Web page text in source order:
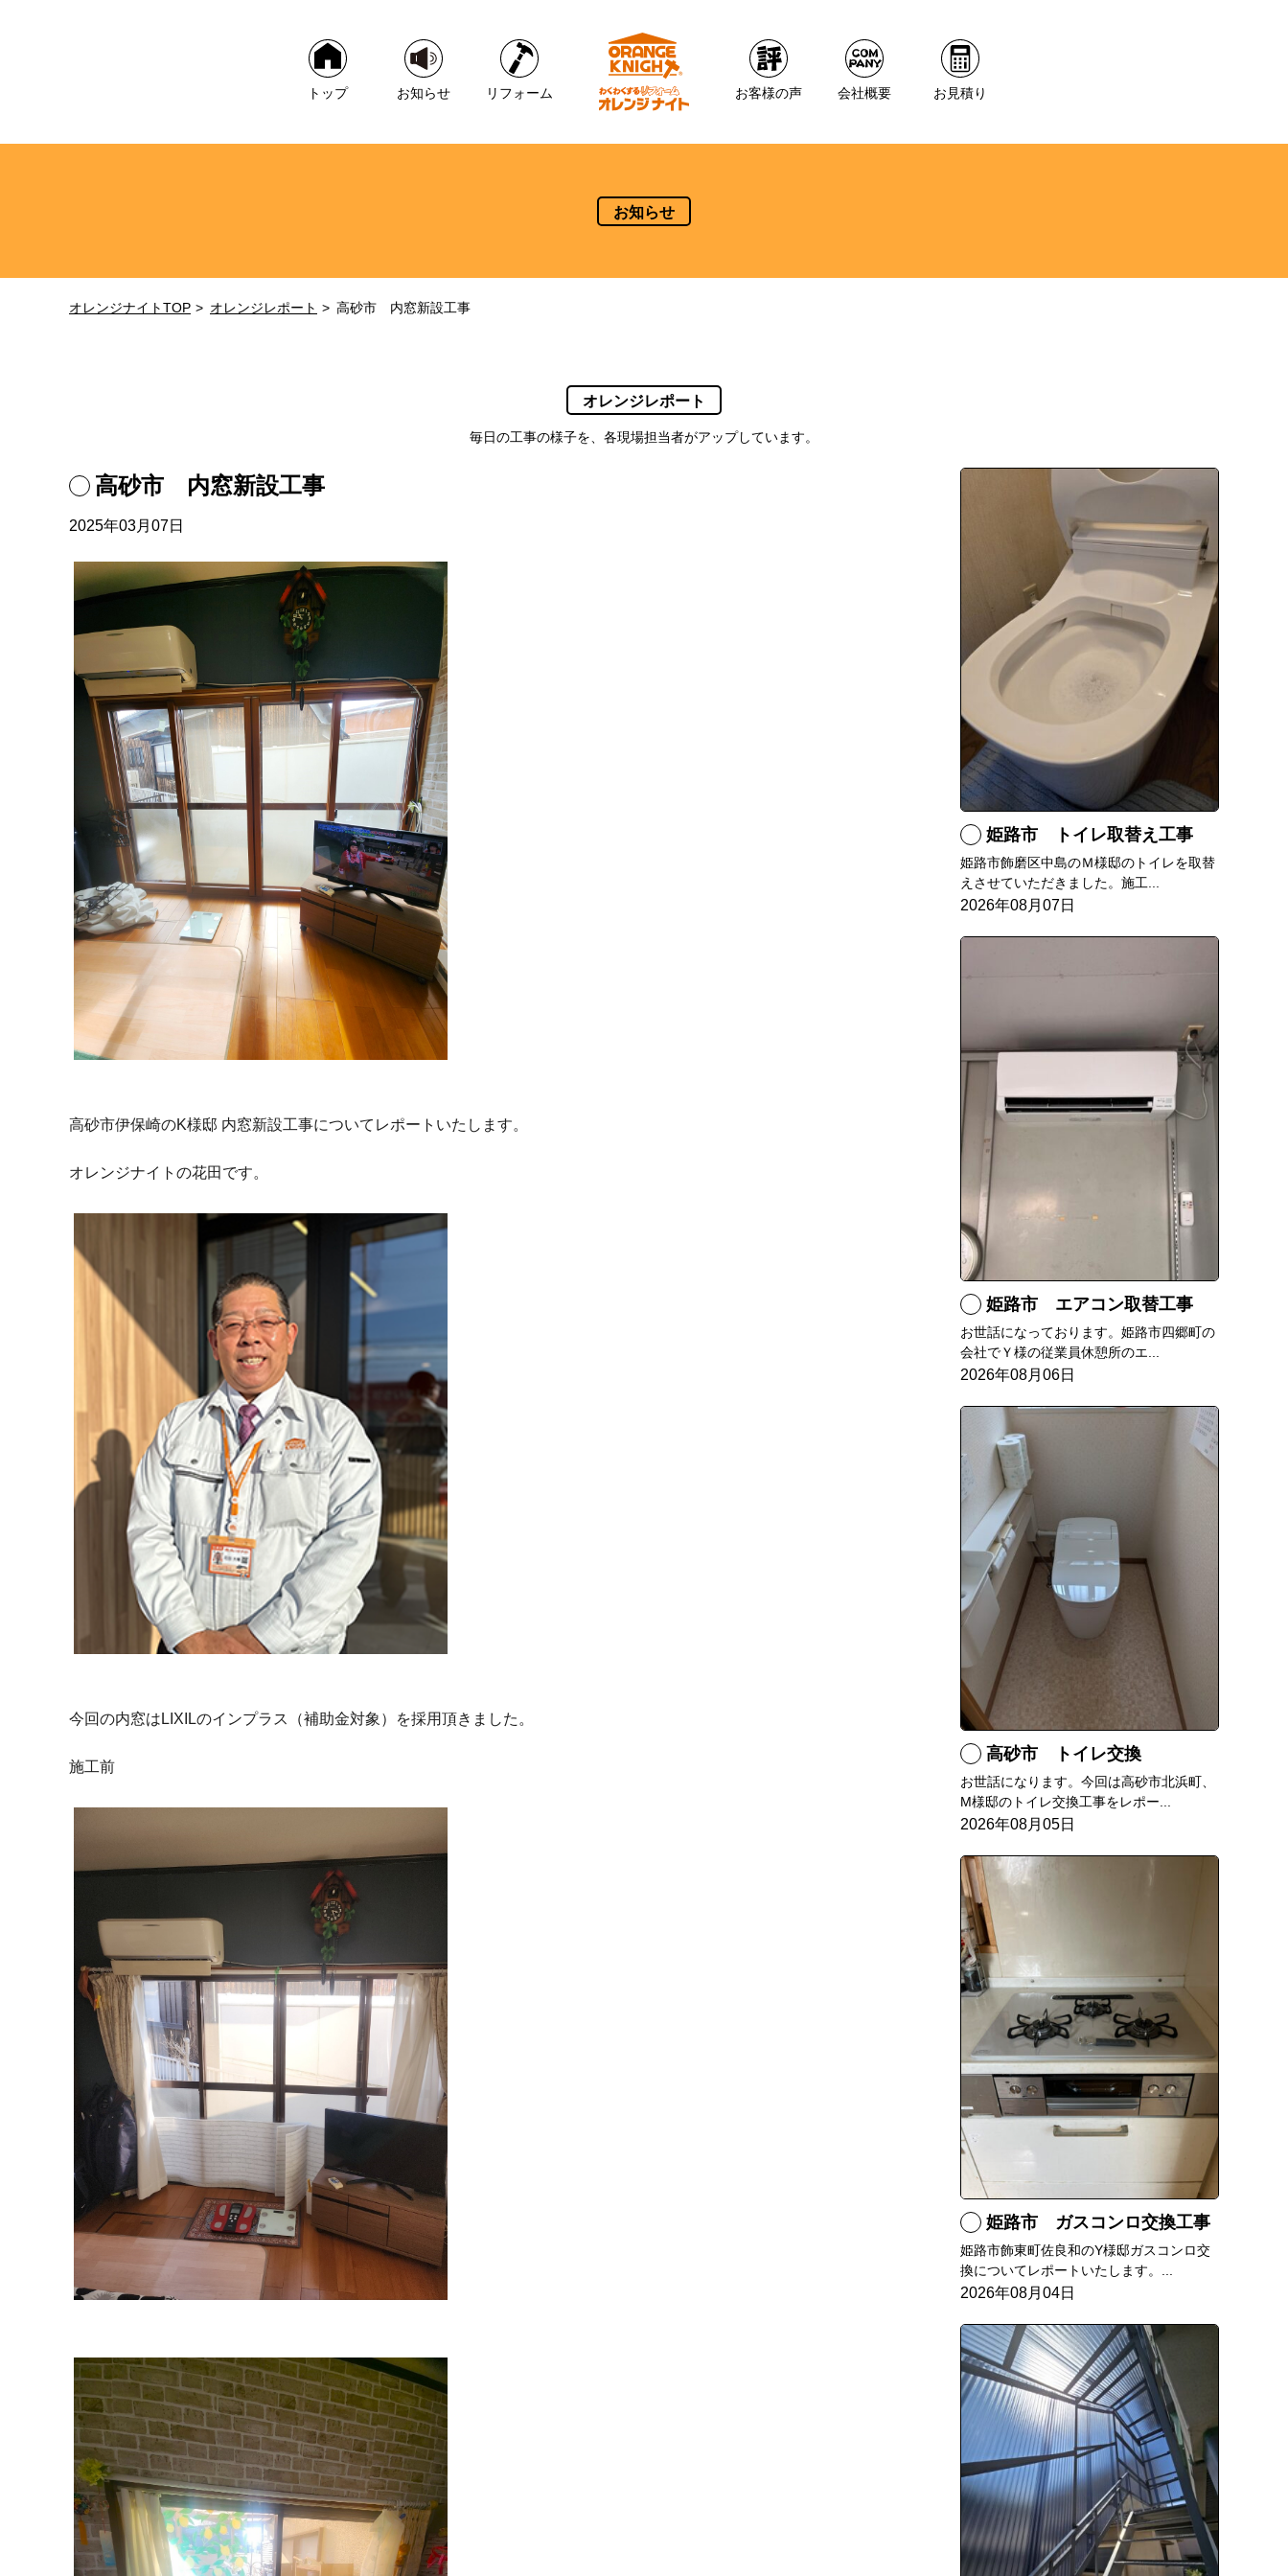
トップ お知らせ リフォーム お客様の声 会社概要 お見積り
お知らせ
オレンジナイトTOP オレンジレポート 高砂市 内窓新設工事
オレンジレポート
毎日の工事の様子を、各現場担当者がアップしています。
高砂市 内窓新設工事
2025年03月07日
高砂市伊保崎のK様邸 内窓新設工事についてレポートいたします。
オレンジナイトの花田です。
今回の内窓はLIXILのインプラス（補助金対象）を採用頂きました。
施工前
姫路市 トイレ取替え工事
姫路市飾磨区中島のＭ様邸のトイレを取替
えさせていただきました。施工...
2026年08月07日
姫路市 エアコン取替工事
お世話になっております。姫路市四郷町の
会社でＹ様の従業員休憩所のエ...
2026年08月06日
高砂市 トイレ交換
お世話になります。今回は高砂市北浜町、
M様邸のトイレ交換工事をレポー...
2026年08月05日
姫路市 ガスコンロ交換工事
姫路市飾東町佐良和のY様邸ガスコンロ交
換についてレポートいたします。...
2026年08月04日